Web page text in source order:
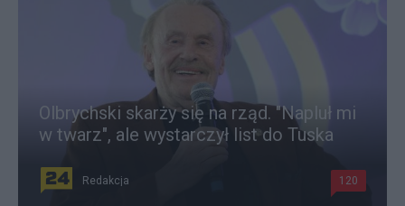
Olbrychski skarży się na rząd. "Napluł mi
w twarz", ale wystarczył list do Tuska
Redakcja 120